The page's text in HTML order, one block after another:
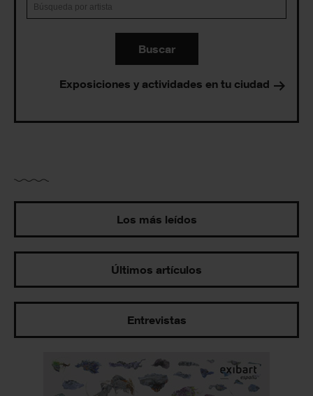
Buscar
Exposiciones y actividades en tu ciudad
Los más leídos
Últimos artículos
Entrevistas